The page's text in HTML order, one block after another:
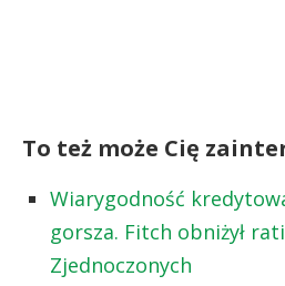
To też może Cię
Wiarygodność
gorsza. Fitch obniżył
Zjednoczonych